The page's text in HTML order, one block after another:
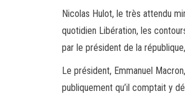
Nicolas Hulot, le très attendu
quotidien Libération, les
par le président de la
Le président, Emmanuel
publiquement qu’il comptait y